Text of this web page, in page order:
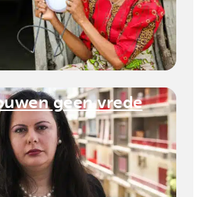
geen vrede